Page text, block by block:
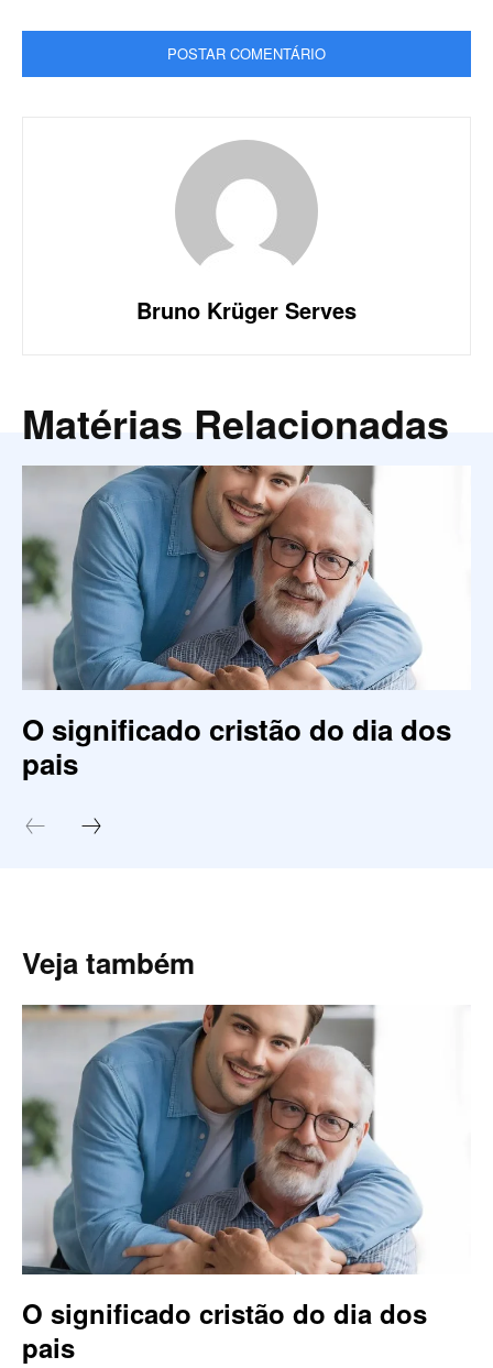
Bruno Krüger Serves
Matérias Relacionadas
O significado cristão do dia dos
pais
Veja também
O significado cristão do dia dos
pais